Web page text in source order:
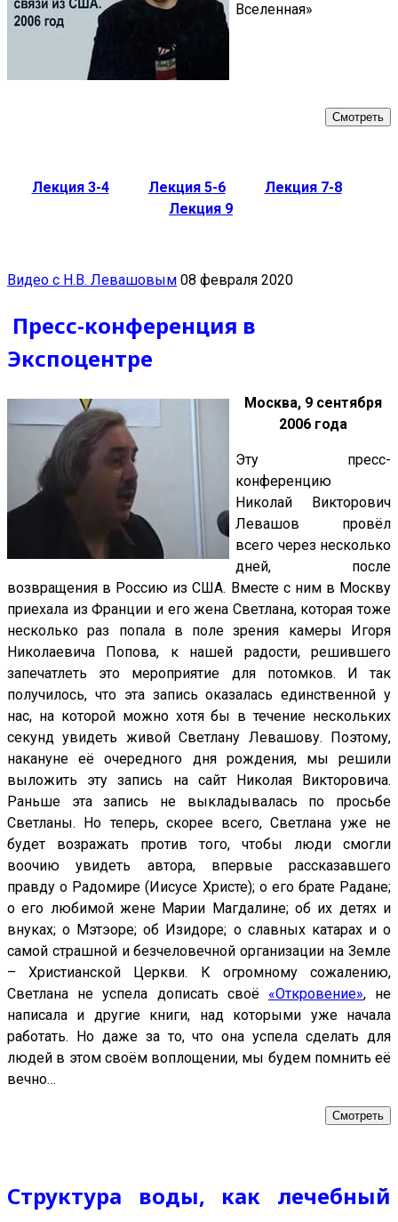
Вселенная»
Смотреть
Лекция 3-4 Лекция 5-6
Лекция 7-8
Лекция 9
Видео с Н.В. Левашовым 08 февраля 2020
Пресс-конференция в
Экспоцентре
Москва, 9 сентября
2006 года
Эту пресс-
конференцию
Николай Викторович
Левашов провёл
всего через несколько
дней, после
возвращения в Россию из США. Вместе с ним в Москву
приехала из Франции и его жена Светлана, которая тоже
несколько раз попала в поле зрения камеры Игоря
Николаевича Попова, к нашей радости, решившего
запечатлеть это мероприятие для потомков. И так
получилось, что эта запись оказалась единственной у
нас, на которой можно хотя бы в течение нескольких
секунд увидеть живой Светлану Левашову. Поэтому,
накануне её очередного дня рождения, мы решили
выложить эту запись на сайт Николая Викторовича.
Раньше эта запись не выкладывалась по просьбе
Светланы. Но теперь, скорее всего, Светлана уже не
будет возражать против того, чтобы люди смогли
воочию увидеть автора, впервые рассказавшего
правду о Радомире (Иисусе Христе); о его брате Радане;
о его любимой жене Марии Магдалине; об их детях и
внуках; о Мэтэоре; об Изидоре; о славных катарах и о
самой страшной и безчеловечной организации на Земле
– Христианской Церкви. К огромному сожалению,
Светлана не успела дописать своё «Откровение», не
написала и другие книги, над которыми уже начала
работать. Но даже за то, что она успела сделать для
людей в этом своём воплощении, мы будем помнить её
вечно…
Смотреть
Структура воды, как лечебный